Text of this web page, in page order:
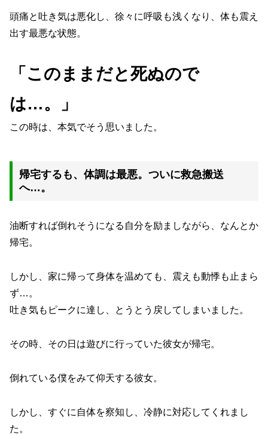
頭痛と吐き気は悪化し、徐々に呼吸も浅くなり、体も震え
出す最悪な状態。
「このままだと死ぬので
は…。」
この時は、本気でそう思いました。
帰宅するも、体調は最悪。ついに救急搬送
へ…。
油断すれば倒れそうになる自分を励ましながら、なんとか
帰宅。
しかし、家に帰って身体を温めても、震えも動悸も止まら
ず…。
吐き気もピークに達し、とうとう戻してしまいました。
その時、その日は遊びに行っていた彼女が帰宅。
倒れている僕をみて仰天する彼女。
しかし、すぐに自体を察知し、冷静に対応してくれまし
た。